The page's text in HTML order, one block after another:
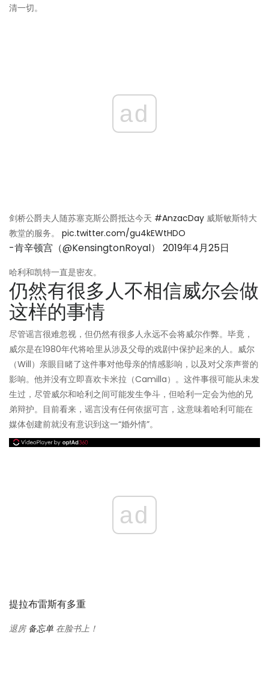
清一切。
ad
剑桥公爵夫人随苏塞克斯公爵抵达今天 #AnzacDay 威斯敏斯特大
教堂的服务。 pic.twitter.com/gu4kEWtHDO
-肯辛顿宫（@KensingtonRoyal） 2019年4月25日
哈利和凯特一直是密友。
仍然有很多人不相信威尔会做
这样的事情
尽管谣言很难忽视，但仍然有很多人永远不会将威尔作弊。毕竟，
威尔是在1980年代将哈里从涉及父母的戏剧中保护起来的人。威尔
（Will）亲眼目睹了这件事对他母亲的情感影响，以及对父亲声誉的
影响。他并没有立即喜欢卡米拉（Camilla）。这件事很可能从未发
生过，尽管威尔和哈利之间可能发生争斗，但哈利一定会为他的兄
弟辩护。目前看来，谣言没有任何依据可言，这意味着哈利可能在
媒体创建前就没有意识到这一“婚外情”。
ad
提拉布雷斯有多重
退房 备忘单 在脸书上！